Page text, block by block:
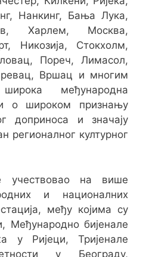
Нанкинг, Бања Лука,
Харлем, Москва,
Никозија, Стокхолм,
Пореч, Лимасол,
Вршац и многим
међународна
о широком признању
доприноса и значају
регионалног културног
учествовао на више
и националних
међу којима су
Међународно бијенале
у Ријеци, Тријенале
у Београду,